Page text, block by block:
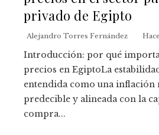
privado de Egipto
Alejandro Torres Fernández
Introducción: por qué
precios en EgiptoLa
entendida como una inflación
predecible y alineada con la
compra...